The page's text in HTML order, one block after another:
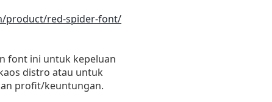
product/red-spider-font/
font ini untuk kepeluan
distro atau untuk
profit/keuntungan.